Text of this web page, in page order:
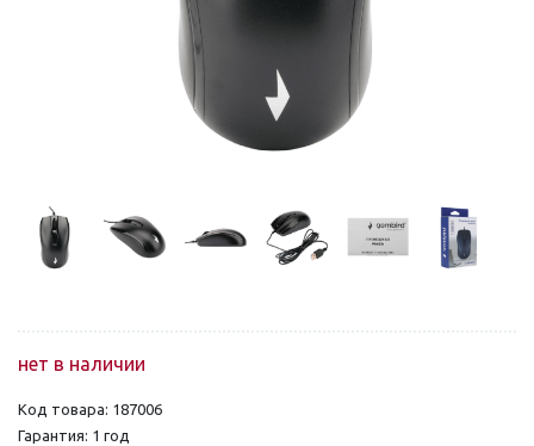
нет в наличии
Код товара: 187006
Гарантия: 1 год